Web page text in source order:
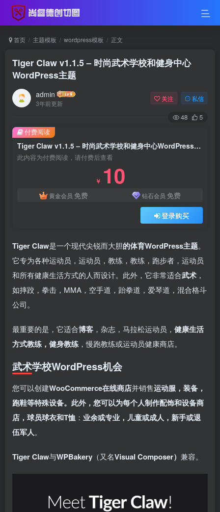
首页 主题模板 wordpress模板 正文
Tiger Claw v1.1.5 – 时尚武术学校和健身中心
WordPress主题
admin
3年前更新
关注 私信
48 5
Tiger Claw v1.1.5 – 时尚武术学校和健身中心WordPress主题
此内容为付费阅读，请付费后查看
￥ 10
黄金会员 免费 钻石会员 免费
登录购买
付费阅读
Tiger Claw是一个现代尖锐而大胆的体育WordPress主题。
它专为各种运动员，运动员，教练，教练，跑步者，运动员
和所有健康生活方式的人而设计。此外，它非常适合武术 ，
如摔跤，拳击，MMA，空手道，跆拳道，爱琴道，混合格斗
公司。
最重要的是，它适合博客 ，杂志，马拉松运动员， 健康生活
方式教练，健身教练 ，慢跑教练或运动员健康商店。
武术学校WordPress机会
您可以创建WooCommerce在线商店并销售运动服，装备，
跑鞋等特殊设备。此外，您可以为每个人制作配饰和设备商
店，球员球衣和T恤 ： 业余或专业，儿童或成人，新手或退
伍军人。
Tiger Claw与WPBakery （又名Visual Composer） 兼容。